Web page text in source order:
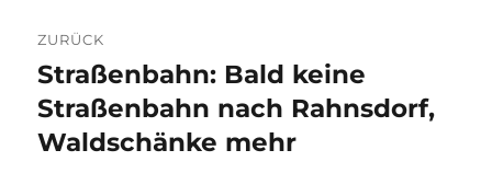
ZURÜCK
Vorheriger
Beitrag:
Straßenbahn: Bald keine
Straßenbahn nach Rahnsdorf,
Waldschänke mehr